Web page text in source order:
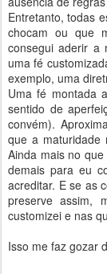
Entretanto, todas
chocam ou que
consegui aderir a
uma fé
exemplo, uma
Uma fé montada
sentido de
convém).
que a maturidade
Ainda mais no
demais para eu
acreditar. E se as
preserve assim,
customizei e nas
Isso me faz gozar